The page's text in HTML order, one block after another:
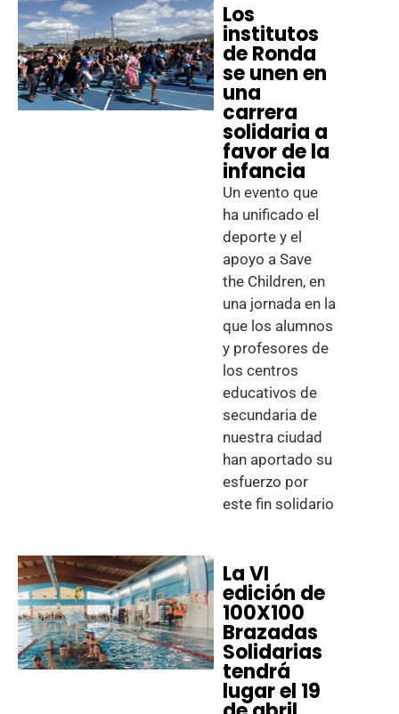
Los
institutos
de Ronda
se unen en
una
carrera
solidaria a
favor de la
infancia
Un evento que
ha unificado el
deporte y el
apoyo a Save
the Children, en
una jornada en la
que los alumnos
y profesores de
los centros
educativos de
secundaria de
nuestra ciudad
han aportado su
esfuerzo por
este fin solidario
La VI
edición de
100X100
Brazadas
Solidarias
tendrá
lugar el 19